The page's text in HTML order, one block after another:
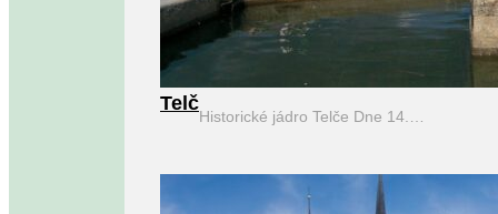
Telč
Historické jádro Telče Dne 14.…